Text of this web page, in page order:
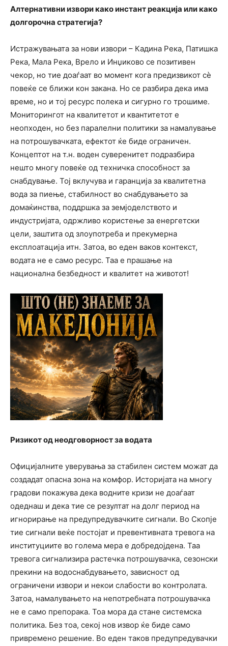
Алтернативни извори како инстант реакција или како
долгорочна стратегија?
Истражувањата за нови извори – Кадина Река, Патишка
Река, Мала Река, Врело и Инџиково се позитивен
чекор, но тие доаѓаат во момент кога предизвикот сѐ
повеќе се ближи кон закана. Но се разбира дека има
време, но и тој ресурс полека и сигурно го трошиме.
Мониторингот на квалитетот и квантитетот е
неопходен, но без паралелни политики за намалување
на потрошувачката, ефектот ќе биде ограничен.
Концептот на т.н. воден суверенитет подразбира
нешто многу повеќе од техничка способност за
снабдување. Тој вклучува и гаранција за квалитетна
вода за пиење, стабилност во снабдувањето за
домаќинства, поддршка за земјоделството и
индустријата, одржливо користење за енергетски
цели, заштита од злоупотреба и прекумерна
експлоатација итн. Затоа, во еден ваков контекст,
водата не е само ресурс. Таа е прашање на
национална безбедност и квалитет на животот!
Ризикот од неодговорност за водата
Официјалните уверувања за стабилен систем можат да
создадат опасна зона на комфор. Историјата на многу
градови покажува дека водните кризи не доаѓаат
одеднаш и дека тие се резултат на долг период на
игнорирање на предупредувачките сигнали. Во Скопје
тие сигнали веќе постојат и превентивната тревога на
институциите во голема мера е добредојдена. Таа
тревога сигнализира растечка потрошувачка, сезонски
прекини на водоснабдувањето, зависност од
ограничени извори и некои слабости во контролата.
Затоа, намалувањето на непотребната потрошувачка
не е само препорака. Тоа мора да стане системска
политика. Без тоа, секој нов извор ќе биде само
привремено решение. Во еден таков предупредувачки